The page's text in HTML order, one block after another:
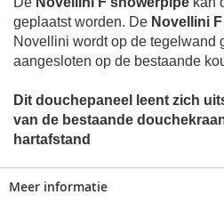
geplaatst worden. De Novellini
Novellini wordt op de tegelwand
aangesloten op de bestaande
Dit douchepaneel leent zich
van de bestaande
hartafstand
Meer informatie